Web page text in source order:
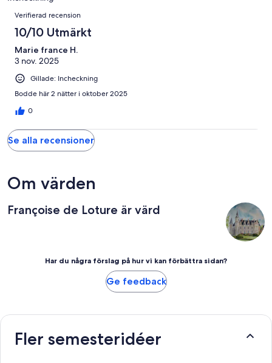
1
recensioner
av
recensioner
betyg.
av
Recensioner
Verifierad recension
10/10 Utmärkt
Marie france H.
3 nov. 2025
Gillade: Incheckning
Bodde här 2 nätter i oktober 2025
0
Se alla recensioner
Om värden
Françoise de Loture är värd
Har du några förslag på hur vi kan förbättra sidan?
Ge feedback
Fler semesteridéer